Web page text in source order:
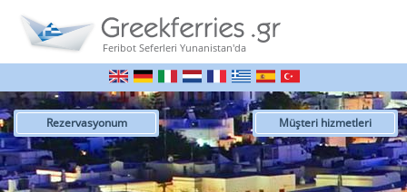
Feribot Seferleri Yunanistan'da
Müşteri hizmetleri
Rezervasyonum